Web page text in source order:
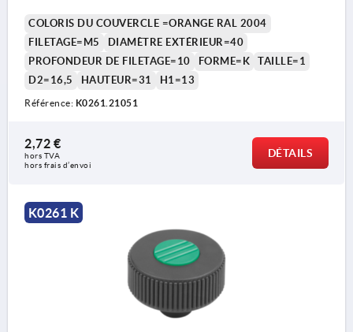
COLORIS DU COUVERCLE =ORANGE RAL 2004
FILETAGE=M5
DIAMÈTRE EXTÉRIEUR=40
PROFONDEUR DE FILETAGE=10
FORME=K
TAILLE=1
D2=16,5
HAUTEUR=31 H1=13
Référence: K0261.21051
2,72 €
hors TVA
hors frais d’envoi
DÉTAILS
K0261 K